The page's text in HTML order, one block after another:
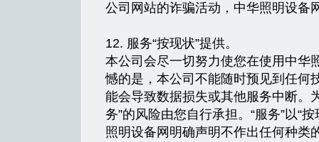
公司网站的诈骗活动，中华照明设备
12. 服务“按现状”提供。
本公司会尽一切努力使您在使用中华
憾的是，本公司不能随时预见到任何
能会导致数据损失或其他服务中断。
务”的风险由您自行承担。“服务”以“
照明设备网明确声明不作出任何种类